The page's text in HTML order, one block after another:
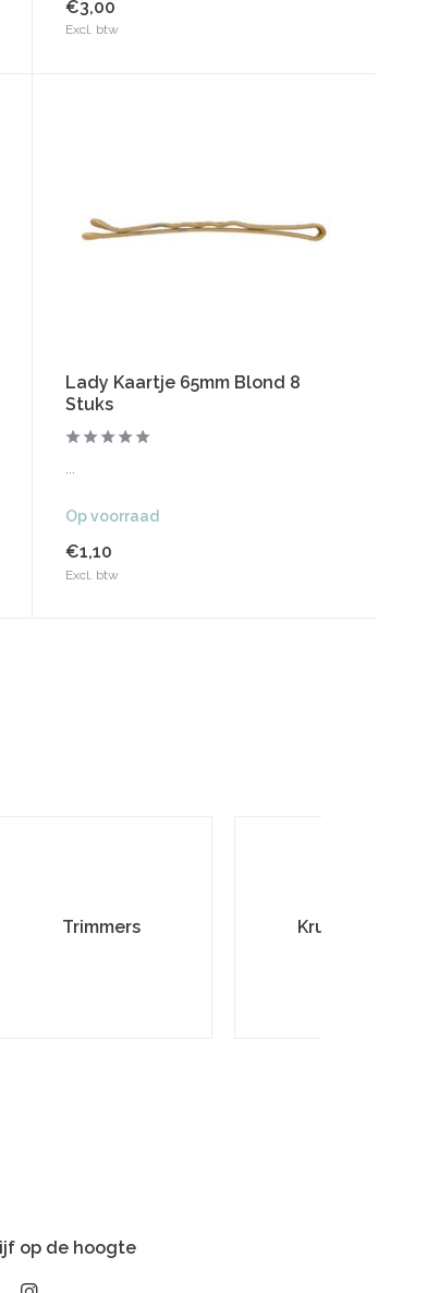
€3,00
Excl. btw
Lady Kaartje 65mm Blond 8
Stuks
Op voorraad
€1,10
Excl. btw
Trimmers Krultangen
op de hoogte